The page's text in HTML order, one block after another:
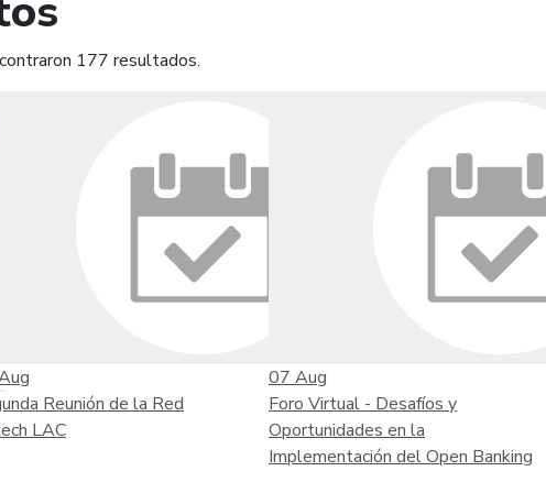
177 resultados.
Reunión de la Red
LAC
07 Aug
Foro Virtual - Desafíos y
Oportunidades en la
Implementación del Open Banking